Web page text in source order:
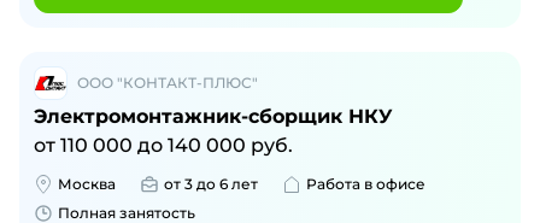
ООО "КОНТАКТ-ПЛЮС"
Электромонтажник-сборщик НКУ
от 110 000 до 140 000 руб.
Москва от 3 до 6 лет
Работа в офисе
Полная занятость